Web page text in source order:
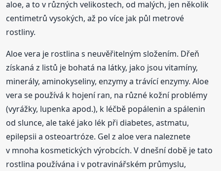
aloe, a to v různých velikostech, od malých, jen několik
centimetrů vysokých, až po více jak půl metrové
rostliny.
Aloe vera je rostlina s neuvěřitelným složením. Dřeň
získaná z listů je bohatá na látky, jako jsou vitamíny,
minerály, aminokyseliny, enzymy a trávící enzymy. Aloe
vera se používá k hojení ran, na různé kožní problémy
(vyrážky, lupenka apod.), k léčbě popálenin a spálenin
od slunce, ale také jako lék při diabetes, astmatu,
epilepsii a osteoartróze. Gel z aloe vera naleznete
v mnoha kosmetických výrobcích. V dnešní době je tato
rostlina používána i v potravinářském průmyslu,